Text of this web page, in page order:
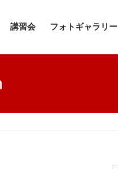
講習会 フォトギャラリー